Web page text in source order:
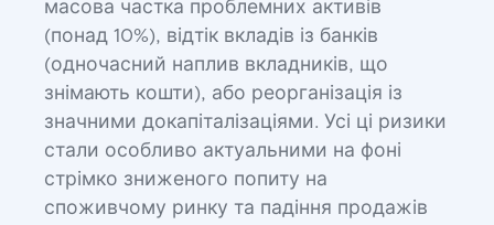
масова частка проблемних активів
(понад 10%), відтік вкладів із банків
(одночасний наплив вкладників, що
знімають кошти), або реорганізація із
значними докапіталізаціями. Усі ці ризики
стали особливо актуальними на фоні
стрімко зниженого попиту на
споживчому ринку та падіння продажів